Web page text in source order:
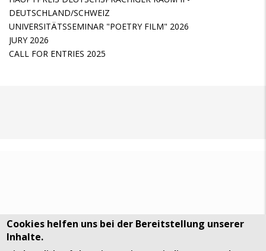
DEUTSCHLAND/SCHWEIZ
UNIVERSITÄTSSEMINAR "POETRY FILM" 2026
JURY 2026
CALL FOR ENTRIES 2025
Cookies helfen uns bei der Bereitstellung unserer
Inhalte.